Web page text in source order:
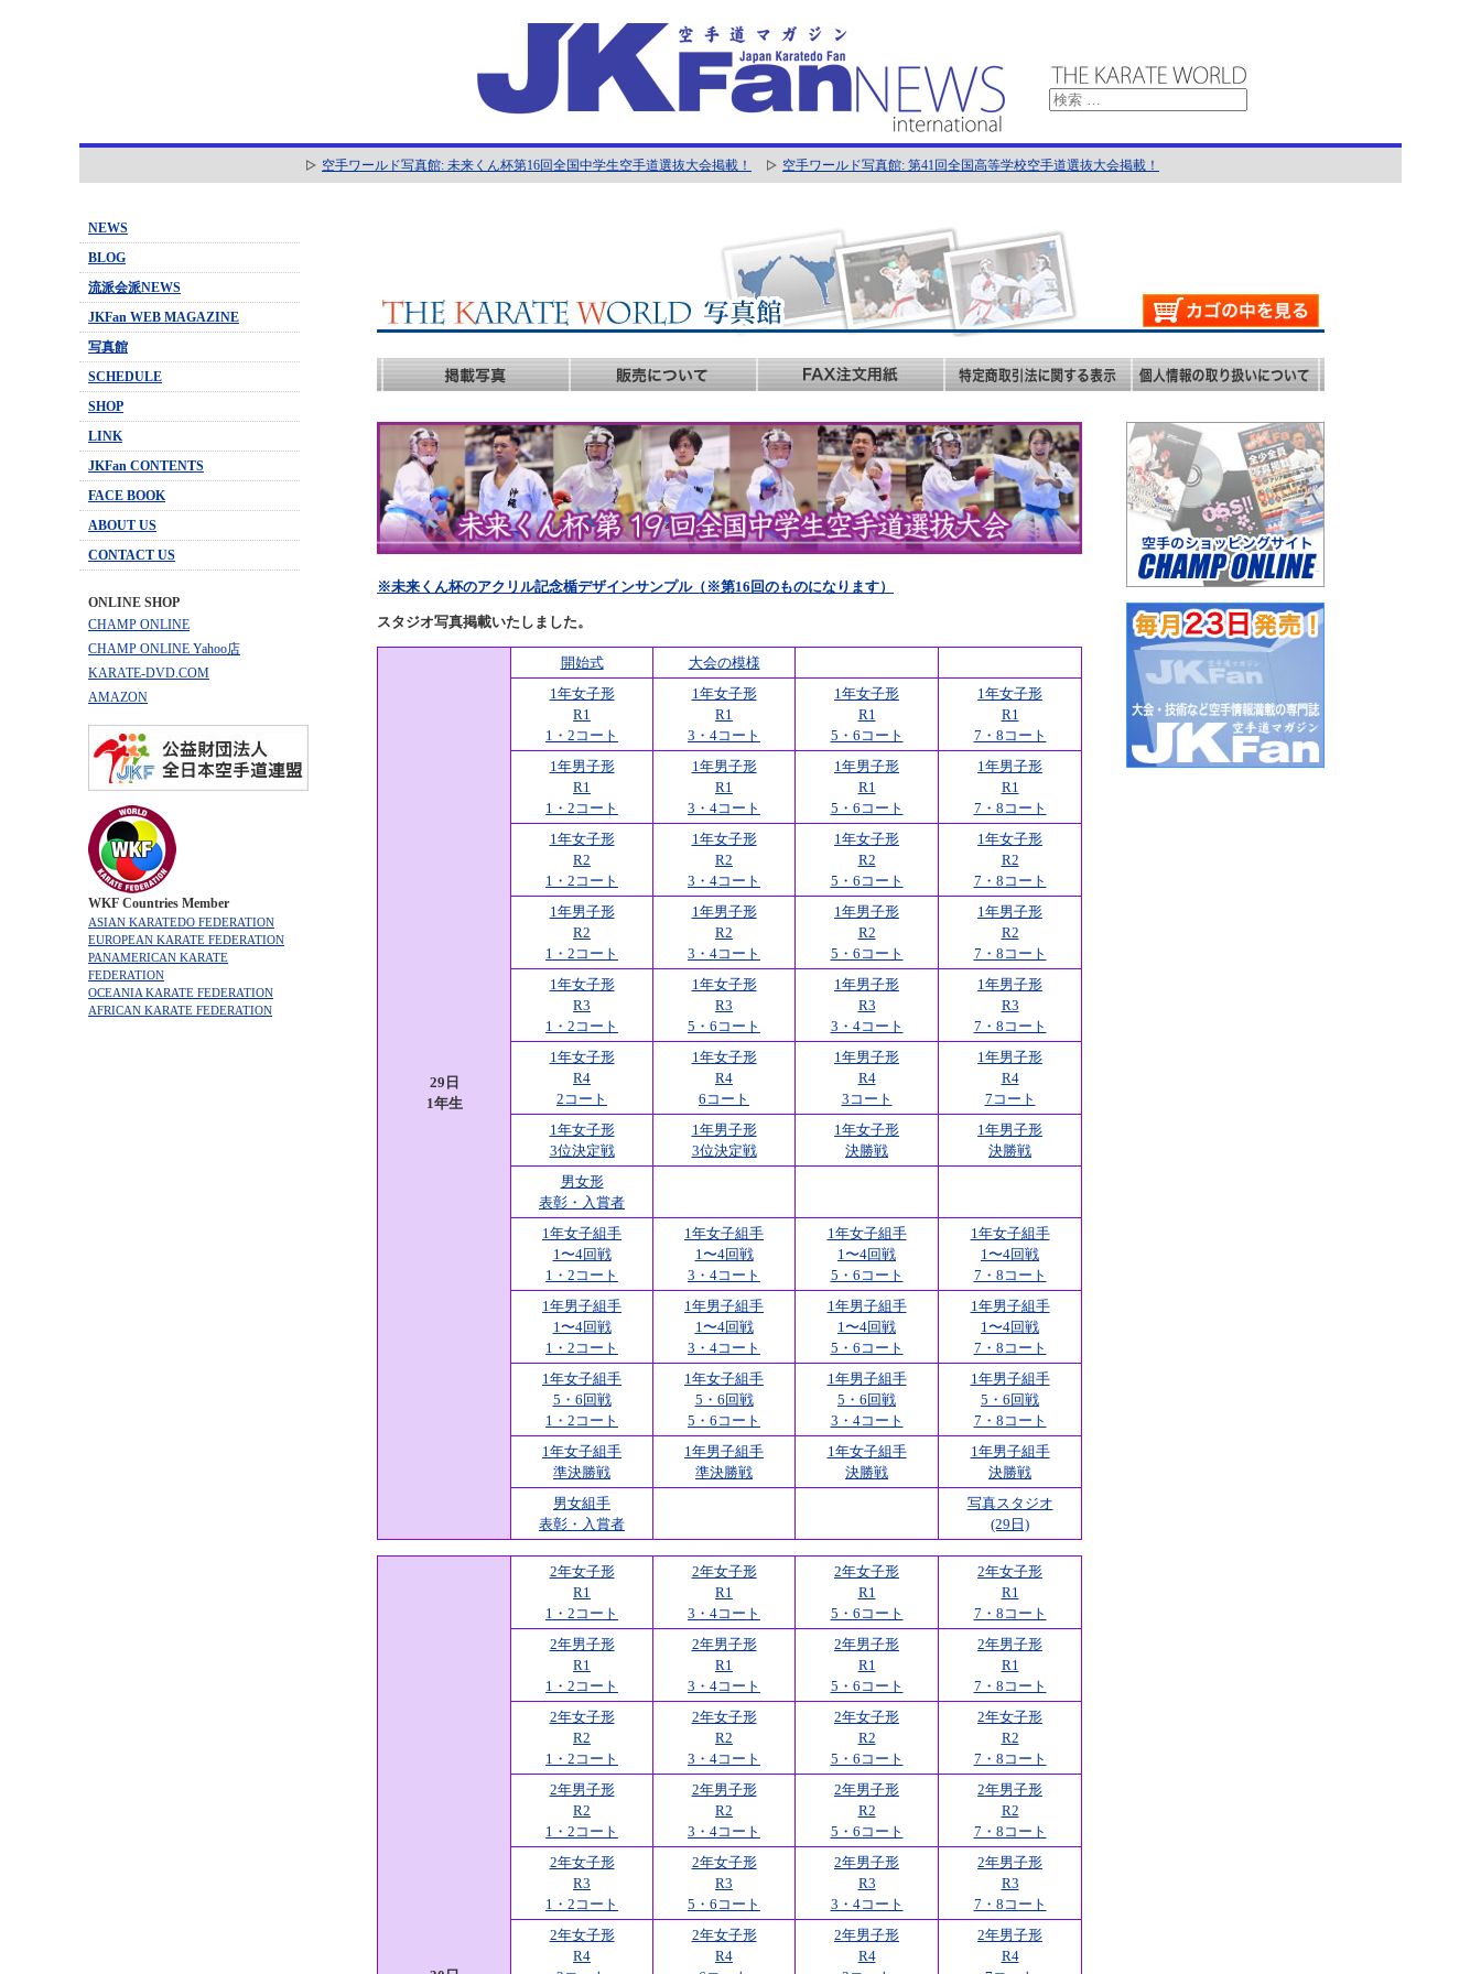
空手ワールド写真館: 未来くん杯第16回全国中学生空手道選抜大会掲載！ 空手ワールド写真館: 第41回全国高等学校空手道選抜大会掲載！
NEWS
BLOG
流派会派NEWS
JKFan WEB MAGAZINE
写真館
SCHEDULE
SHOP
LINK
JKFan CONTENTS
FACE BOOK
ABOUT US
CONTACT US
ONLINE SHOP
CHAMP ONLINE
CHAMP ONLINE Yahoo店
KARATE-DVD.COM
AMAZON
WKF Countries Member
ASIAN KARATEDO FEDERATION
EUROPEAN KARATE FEDERATION
PANAMERICAN KARATE
FEDERATION
OCEANIA KARATE FEDERATION
AFRICAN KARATE FEDERATION
※未来くん杯のアクリル記念楯デザインサンプル（※第16回のものになります）
スタジオ写真掲載いたしました。
29日
1年生
開始式
大会の模様
1年女子形
R1
1・2コート
1年女子形
R1
3・4コート
1年女子形
R1
5・6コート
1年女子形
R1
7・8コート
1年男子形
R1
1・2コート
1年男子形
R1
3・4コート
1年男子形
R1
5・6コート
1年男子形
R1
7・8コート
1年女子形
R2
1・2コート
1年女子形
R2
3・4コート
1年女子形
R2
5・6コート
1年女子形
R2
7・8コート
1年男子形
R2
1・2コート
1年男子形
R2
3・4コート
1年男子形
R2
5・6コート
1年男子形
R2
7・8コート
1年女子形
R3
1・2コート
1年女子形
R3
5・6コート
1年男子形
R3
3・4コート
1年男子形
R3
7・8コート
1年女子形
R4
2コート
1年女子形
R4
6コート
1年男子形
R4
3コート
1年男子形
R4
7コート
1年女子形
3位決定戦
1年男子形
3位決定戦
1年女子形
決勝戦
1年男子形
決勝戦
男女形
表彰・入賞者
1年女子組手
1〜4回戦
1・2コート
1年女子組手
1〜4回戦
3・4コート
1年女子組手
1〜4回戦
5・6コート
1年女子組手
1〜4回戦
7・8コート
1年男子組手
1〜4回戦
1・2コート
1年男子組手
1〜4回戦
3・4コート
1年男子組手
1〜4回戦
5・6コート
1年男子組手
1〜4回戦
7・8コート
1年女子組手
5・6回戦
1・2コート
1年女子組手
5・6回戦
5・6コート
1年男子組手
5・6回戦
3・4コート
1年男子組手
5・6回戦
7・8コート
1年女子組手
準決勝戦
1年男子組手
準決勝戦
1年女子組手
決勝戦
1年男子組手
決勝戦
男女組手
表彰・入賞者
写真スタジオ
(29日)
2年女子形
R1
1・2コート
2年女子形
R1
3・4コート
2年女子形
R1
5・6コート
2年女子形
R1
7・8コート
2年男子形
R1
1・2コート
2年男子形
R1
3・4コート
2年男子形
R1
5・6コート
2年男子形
R1
7・8コート
2年女子形
R2
1・2コート
2年女子形
R2
3・4コート
2年女子形
R2
5・6コート
2年女子形
R2
7・8コート
2年男子形
R2
1・2コート
2年男子形
R2
3・4コート
2年男子形
R2
5・6コート
2年男子形
R2
7・8コート
2年女子形
R3
1・2コート
2年女子形
R3
5・6コート
2年男子形
R3
3・4コート
2年男子形
R3
7・8コート
2年女子形
R4
2年女子形
R4
2年男子形
R4
2年男子形
R4